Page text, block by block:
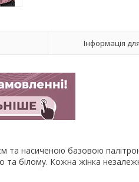
Інформація
та насиченою базовою
білому. Кожна жінка